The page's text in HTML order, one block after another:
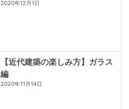
2020年12月1日
【近代建築の楽しみ方】ガラス
編
2020年11月14日